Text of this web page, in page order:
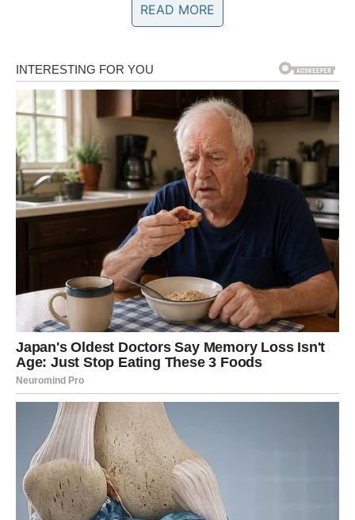
Zašto se Pojavljuju Mrlje od
Deterdženta?
Najčešći uzroci mrlja od deterdženta su:
Preopterećenje perilice
– kada je bubanj prepun, voda
i deterdžent ne mogu ravnomerno da se rasporede
kroz tkanine.
Upotreba prevelike količine deterdženta
znači i bolje! Višak deterdženta ne stigne da se u
potpunosti ispere.
Nizak pritisak vode ili loše ispiranje– ako vaša perilica
ne ispira dovoljno dobro, ostaci praška se mogu
zalepiti za tkaninu.
Neadekvatna temperatura vode
otežava potpuno rastvaranje deterdženta u prahu.
Takve mrlje najčešće izgledaju kao bele, plavičaste ili
čak masne fleke, koje se naročito vide na tamnoj odeći.
READ MORE